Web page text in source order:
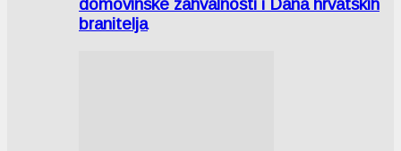
domovinske zahvalnosti i Dana hrvatskih
branitelja